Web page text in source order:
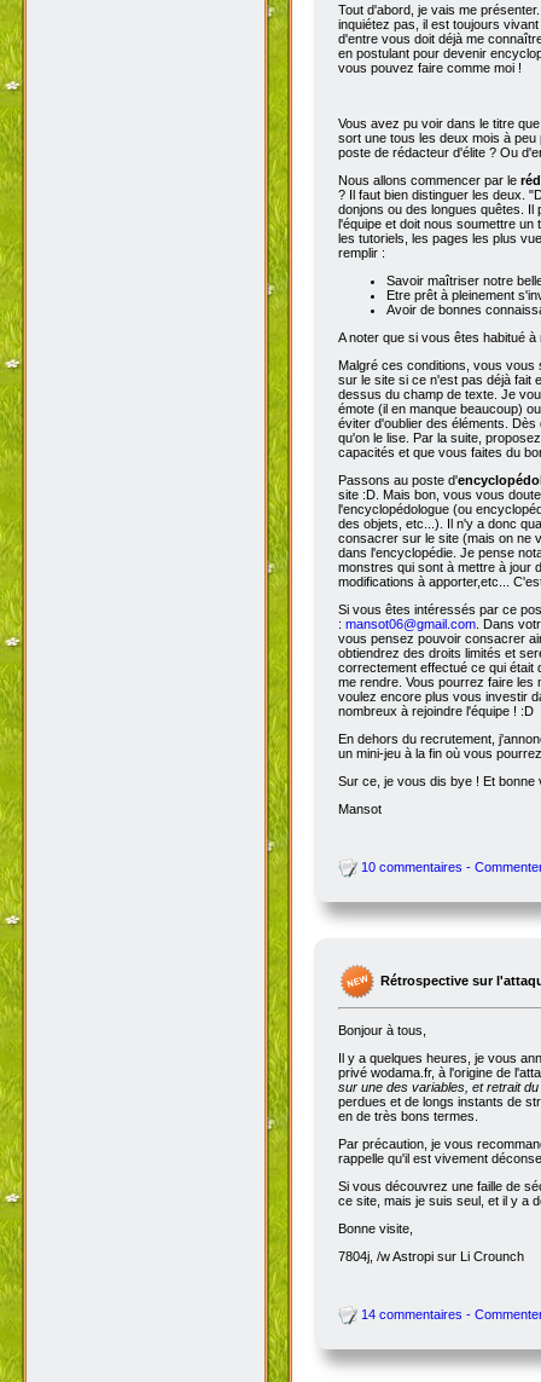
Tout d'abord, je vais me
inquiétez pas, il est toujours
d'entre vous doit déjà me
en postulant pour devenir
vous pouvez faire comme moi !
Vous avez pu voir dans le titre
sort une tous les deux mois à
poste de rédacteur d'élite ? Ou
Nous allons commencer par le
? Il faut bien distinguer les deux.
donjons ou des longues quêtes. Il
l'équipe et doit nous soumettre un
les tutoriels, les pages les plus
remplir :
Savoir maîtriser notre
Etre prêt à pleinement
Avoir de bonnes
A noter que si vous êtes habitué
Malgré ces conditions, vous
sur le site si ce n'est pas déjà fait
dessus du champ de texte. Je
émote (il en manque beaucoup)
éviter d'oublier des éléments.
qu'on le lise. Par la suite,
capacités et que vous faites du
Passons au poste d'
site :D. Mais bon, vous vous
l'encyclopédologue (ou
des objets, etc...). Il n'y a donc
consacrer sur le site (mais on ne
dans l'encyclopédie. Je pense
monstres qui sont à mettre à jour
modifications à apporter,etc...
Si vous êtes intéressés par ce
: mansot06@gmail.com . Dans
vous pensez pouvoir consacrer
obtiendrez des droits limités et
correctement effectué ce qui
me rendre. Vous pourrez faire les
voulez encore plus vous investir
nombreux à rejoindre l'équipe ! :D
En dehors du recrutement,
un mini-jeu à la fin où vous
Sur ce, je vous dis bye ! Et bonne
Mansot
10 commentaires -
Rétrospective sur
Bonjour à tous,
Il y a quelques heures, je vous
privé wodama.fr, à l'origine de
sur une des variables, et retrait
perdues et de longs instants de
en de très bons termes.
Par précaution, je vous
rappelle qu'il est vivement
Si vous découvrez une faille de
ce site, mais je suis seul, et il y a
Bonne visite,
7804j, /w Astropi sur Li Crounch
14 commentaires -